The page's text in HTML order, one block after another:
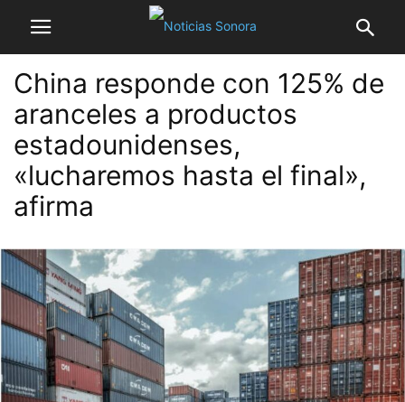
China responde con 125% de
aranceles a productos
estadounidenses,
«lucharemos hasta el final»,
afirma